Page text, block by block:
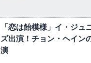
「恋は飴模様」イ・ジュ
ズ出演！チョン・ヘイン
演